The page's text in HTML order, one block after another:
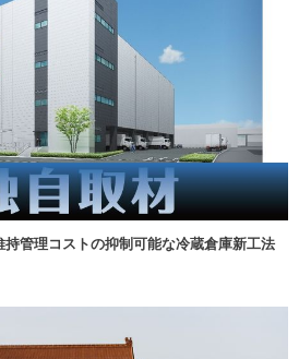
持管理コストの抑制可能な冷蔵倉庫新工法